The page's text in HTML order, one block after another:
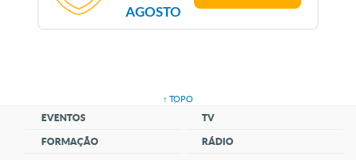
AGOSTO
↑ TOPO
EVENTOS
FORMAÇÃO
TV
RÁDIO